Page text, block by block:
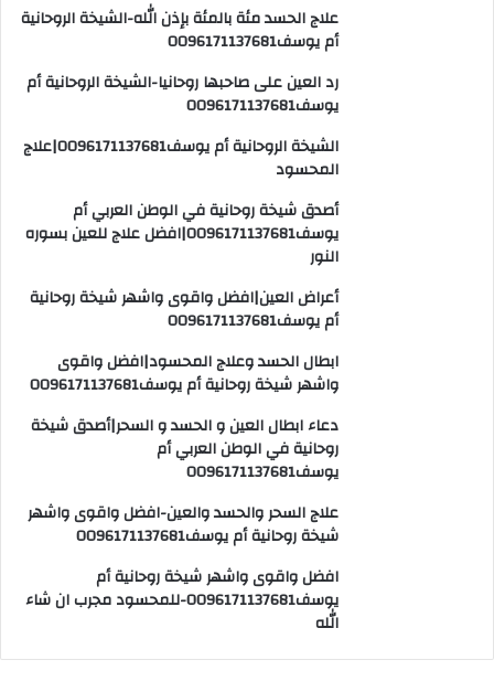
علاج الحسد مئة بالمئة بإذن الله-الشيخة الروحانية
أم يوسف0096171137681
رد العين على صاحبها روحانيا-الشيخة الروحانية أم
يوسف0096171137681
الشيخة الروحانية أم يوسف0096171137681|علاج
المحسود
أصدق شيخة روحانية في الوطن العربي أم
يوسف0096171137681|افضل علاج للعين بسوره
النور
أعراض العين|افضل واقوى واشهر شيخة روحانية
أم يوسف0096171137681
ابطال الحسد وعلاج المحسود|افضل واقوى
واشهر شيخة روحانية أم يوسف0096171137681
دعاء ابطال العين و الحسد و السحر|أصدق شيخة
روحانية في الوطن العربي أم
يوسف0096171137681
علاج السحر والحسد والعين-افضل واقوى واشهر
شيخة روحانية أم يوسف0096171137681
افضل واقوى واشهر شيخة روحانية أم
يوسف0096171137681-للمحسود مجرب ان شاء
الله